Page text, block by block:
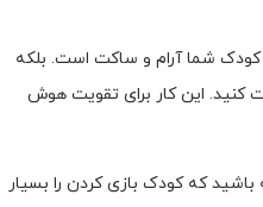
کودک شما آرام و ساکت است. بلکه
کنید. این کار برای تقویت هوش
که کودک بازی کردن را بسیار